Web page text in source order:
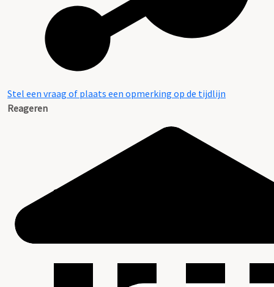
Stel een vraag of plaats een opmerking op de tijdlijn
Reageren